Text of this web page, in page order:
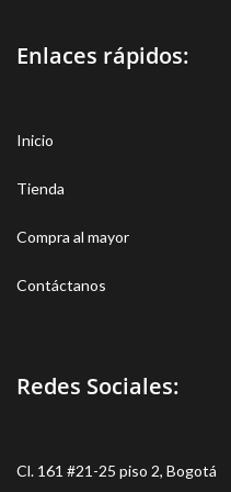
Enlaces rápidos:
Inicio
Tienda
Compra al mayor
Contáctanos
Redes Sociales:
Cl. 161 #21-25 piso 2, Bogotá